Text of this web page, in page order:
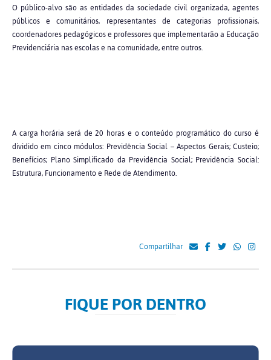
O público-alvo são as entidades da sociedade civil organizada, agentes
públicos e comunitários, representantes de categorias profissionais,
coordenadores pedagógicos e professores que implementarão a Educação
Previdenciária nas escolas e na comunidade, entre outros.
A carga horária será de 20 horas e o conteúdo programático do curso é
dividido em cinco módulos: Previdência Social – Aspectos Gerais; Custeio;
Benefícios; Plano Simplificado da Previdência Social; Previdência Social:
Estrutura, Funcionamento e Rede de Atendimento.
Compartilhar
FIQUE POR DENTRO